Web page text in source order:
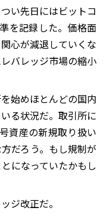
い先日にはビットコ
を記録した。価格面
心が減退していくな
バレッジ市場の縮小
始めほとんどの国内
る状況だ。取引所に
資産の新規取り扱い
だろう。もし規制が
になっていたかもし
ジ改正だ。